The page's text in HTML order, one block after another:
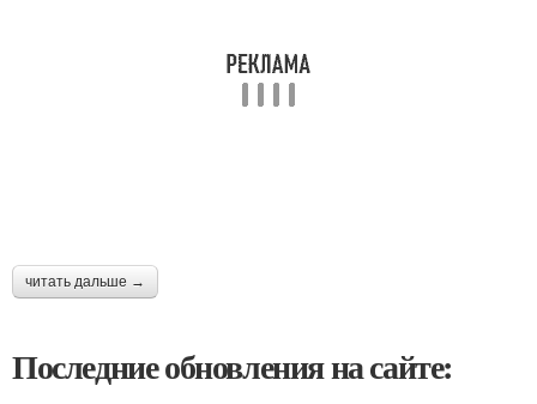
читать дальше →
Последние обновления на сайте: